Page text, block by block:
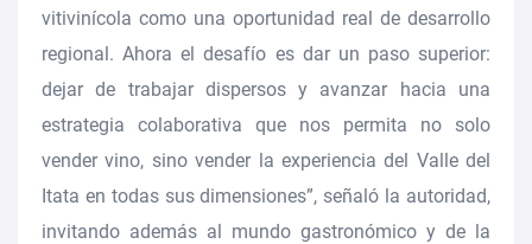
vitivinícola como una oportunidad real de desarrollo
regional. Ahora el desafío es dar un paso superior:
dejar de trabajar dispersos y avanzar hacia una
estrategia colaborativa que nos permita no solo
vender vino, sino vender la experiencia del Valle del
Itata en todas sus dimensiones”, señaló la autoridad,
invitando además al mundo gastronómico y de la